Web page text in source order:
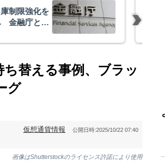
政府救済で
替える事例、ブラッ
グ
仮想通貨情報 公開日時:2025/10/22 07:40
画像はShutterstockのライセンス許諾により使用